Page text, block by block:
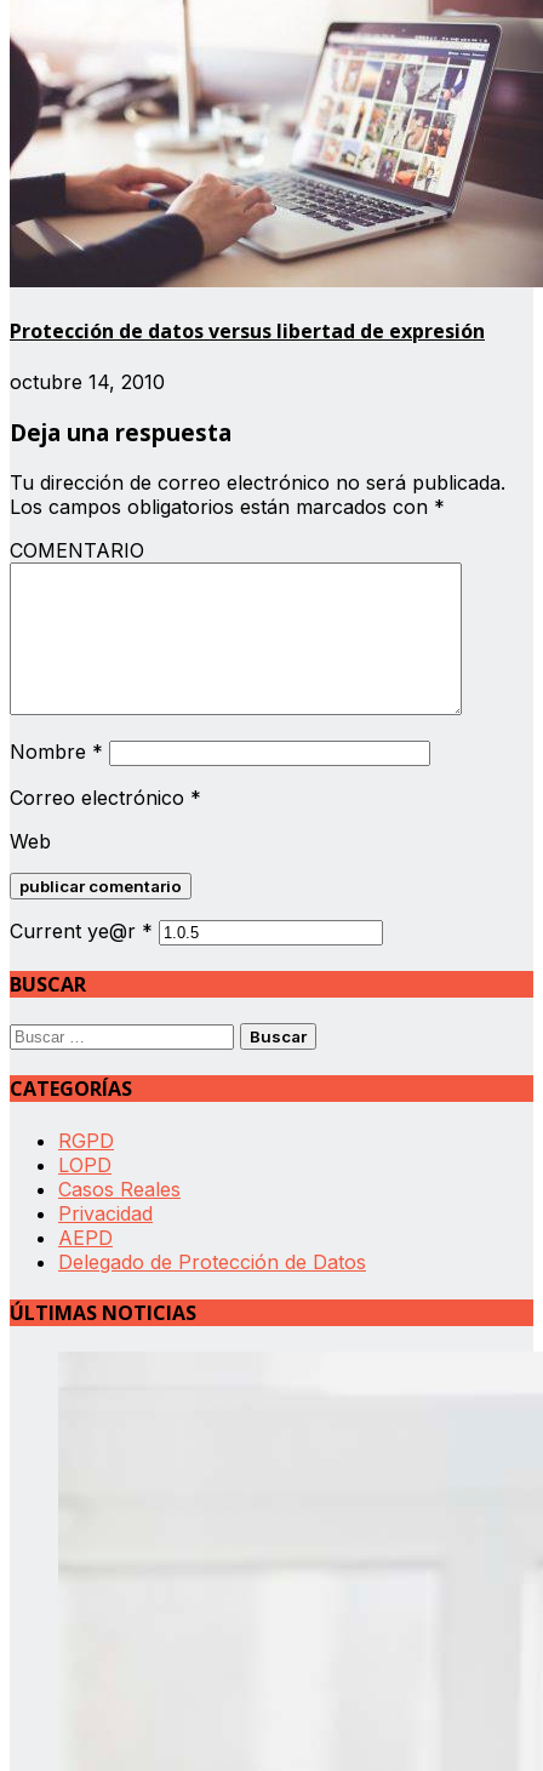
Protección de datos versus libertad de expresión
octubre 14, 2010
Deja una respuesta
Tu dirección de correo electrónico no será publicada.
Los campos obligatorios están marcados con *
COMENTARIO
Nombre *
Correo electrónico *
Web
Current ye@r *
BUSCAR
Buscar:
CATEGORÍAS
RGPD
LOPD
Casos Reales
Privacidad
AEPD
Delegado de Protección de Datos
ÚLTIMAS NOTICIAS